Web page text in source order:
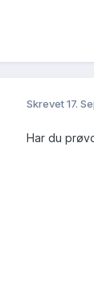
Skrevet17.
Har du